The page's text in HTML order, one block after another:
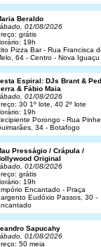
Beraldo
01/08/2026
grátis
19h
Pizza Bar - Rua Francisca
64 - Centro - Nova Iguaçu
Espiral: DJs Brant &
& Fábio Maia
01/08/2026
30 1º lote, 40 2º lote
19h
Porongo - Rua
34 - Botafogo
Presságio / Crápula /
Original
01/08/2026
grátis
19h
Encantado - Praça
Eudóxio Passos, 30 -
Sapucahy
01/08/2026
50 meia